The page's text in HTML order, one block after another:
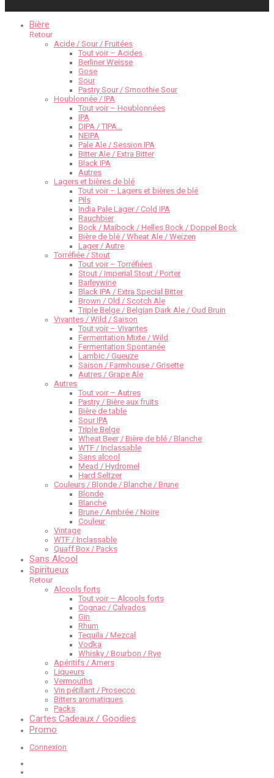
Bière
Retour
Acide / Sour / Fruitées
Tout voir – Acides
Berliner Weisse
Gose
Sour
Pastry Sour / Smoothie Sour
Houblonnée / IPA
Tout voir – Houblonnées
IPA
DIPA / TIPA…
NEIPA
Pale Ale / Session IPA
Bitter Ale / Extra Bitter
Black IPA
Autres
Lagers et bières de blé
Tout voir – Lagers et bières de blé
Pils
India Pale Lager / Cold IPA
Rauchbier
Bock / Maibock / Helles Bock / Doppel Bock
Bière de blé / Wheat Ale / Weizen
Lager / Autre
Torréfiée / Stout
Tout voir – Torréfiées
Stout / Imperial Stout / Porter
Barleywine
Black IPA / Extra Special Bitter
Brown / Old / Scotch Ale
Triple Belge / Belgian Dark Ale / Oud Bruin
Vivantes / Wild / Saison
Tout voir – Vivantes
Fermentation Mixte / Wild
Fermentation Spontanée
Lambic / Gueuze
Saison / Farmhouse / Grisette
Autres / Grape Ale
Autres
Tout voir – Autres
Pastry / Bière aux fruits
Bière de table
Sour IPA
Triple Belge
Wheat Beer / Bière de blé / Blanche
WTF / Inclassable
Sans alcool
Mead / Hydromel
Hard Seltzer
Couleurs / Blonde / Blanche / Brune
Blonde
Blanche
Brune / Ambrée / Noire
Couleur
Vintage
WTF / Inclassable
Quaff Box / Packs
Sans Alcool
Spiritueux
Retour
Alcools forts
Tout voir – Alcools forts
Cognac / Calvados
Gin
Rhum
Tequila / Mezcal
Vodka
Whisky / Bourbon / Rye
Apéritifs / Amers
Liqueurs
Vermouths
Vin pétillant / Prosecco
Bitters aromatiques
Packs
Cartes Cadeaux / Goodies
Promo
Connexion